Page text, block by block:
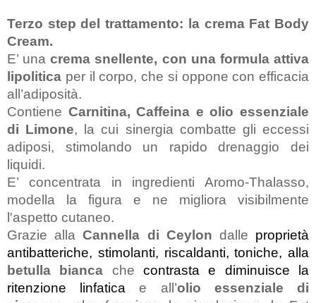
Terzo step del trattamento: la crema Fat Body
Cream.
E’ una crema snellente, con una formula attiva
lipolitica per il corpo, che si oppone con efficacia
all’adiposità.
Contiene Carnitina, Caffeina e olio essenziale
di Limone, la cui sinergia combatte gli eccessi
adiposi, stimolando un rapido drenaggio dei
liquidi.
E’ concentrata in ingredienti Aromo-Thalasso,
modella la figura e ne migliora visibilmente
l'aspetto cutaneo.
Grazie alla Cannella di Ceylon dalle proprietà
antibatteriche, stimolanti, riscaldanti, toniche, alla
betulla bianca che contrasta e diminuisce la
ritenzione linfatica e all’olio essenziale di